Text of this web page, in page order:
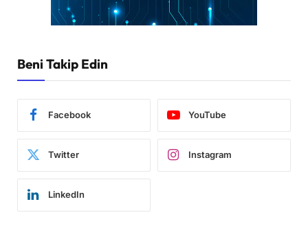
Beni Takip Edin
Facebook YouTube
Twitter Instagram
LinkedIn